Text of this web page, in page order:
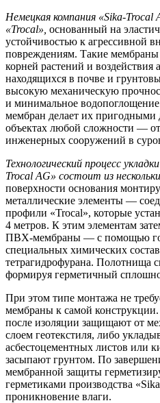
Немецкая компания «Sika-
«Trocal», основанный на
устойчивостью к агрессивной
повреждениям. Такие мембраны
корней растений и воздействия
находящихся в почве и
высокую механическую
и минимальное
мембран делает их пригодными
объектах любой сложности —
инженерных сооружений в
Технологический процесс
Trocal AG» состоит из
поверхности основания
металлические элементы —
профили «Trocal», которые
4 метров. К этим элементам
ПВХ-мембраны — с помощью
специальных химических
тетрагидрофурана. Полотнища
формируя герметичный
При этом типе монтажа не
мембраны к самой
после изоляции защищают от
слоем геотекстиля, либо
асбестоцементных листов или
засыпают грунтом. По
мембранной защиты
герметиками производства
проникновение влаги.